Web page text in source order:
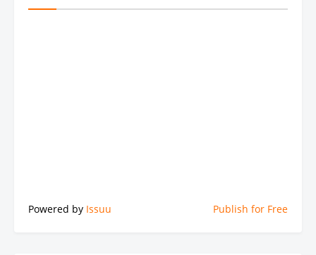
Powered by Issuu Publish for Free